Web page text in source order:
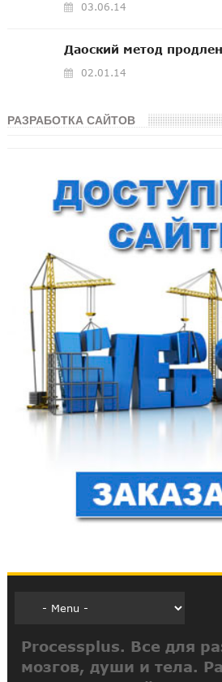
03.06.14
Даоский метод
02.01.14
РАЗРАБОТКА САЙТОВ
Processplus. Все для
мозгов, души и тела.